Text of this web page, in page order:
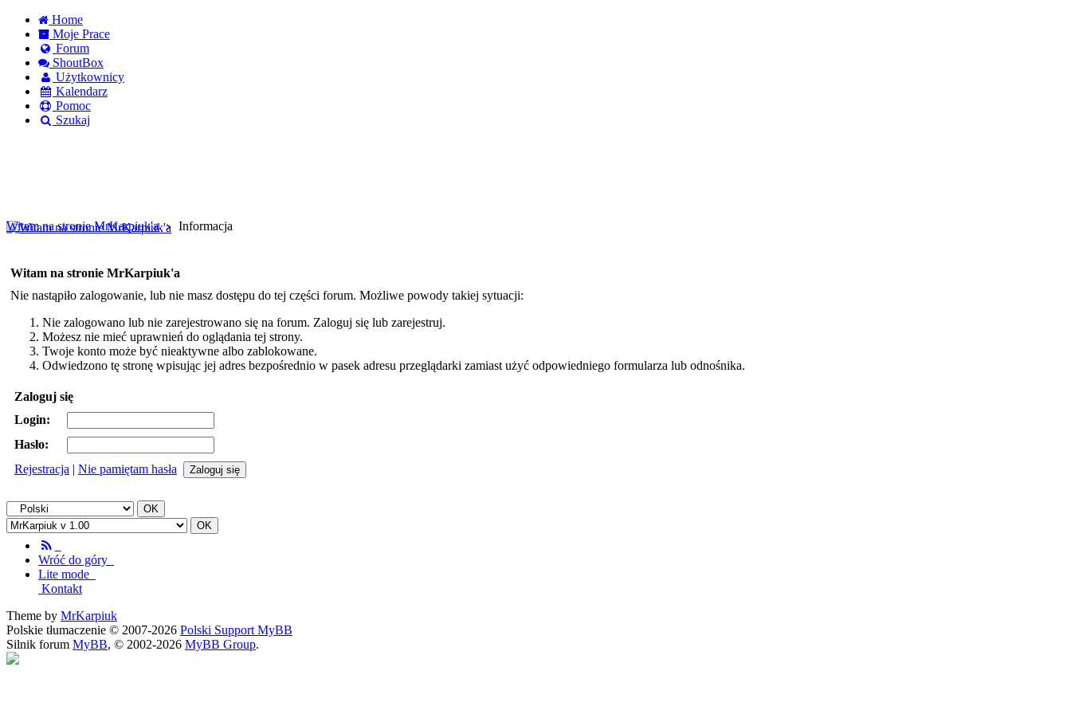
Home
Moje Prace
Forum
ShoutBox
Użytkownicy
Kalendarz
Pomoc
Szukaj
Witam na stronie MrKarpiuk'a
Informacja
Witam na stronie MrKarpiuk'a
Nie nastąpiło zalogowanie, lub nie masz dostępu do tej części forum. Możliwe powody takiej sytuacji:
Nie zalogowano lub nie zarejestrowano się na forum. Zaloguj się lub zarejestruj.
Możesz nie mieć uprawnień do oglądania tej strony.
Twoje konto może być nieaktywne albo zablokowane.
Odwiedzono tę stronę wpisując jej adres bezpośrednio w pasek adresu przeglądarki zamiast użyć odpowiedniego formularza lub odnośnika.
Zaloguj się
Login:
Hasło:
Rejestracja | Nie pamiętam hasła
Wróć do góry
Lite mode
Kontakt
Theme by MrKarpiuk
Polskie tłumaczenie © 2007-2026 Polski Support MyBB
Silnik forum MyBB, © 2002-2026 MyBB Group.